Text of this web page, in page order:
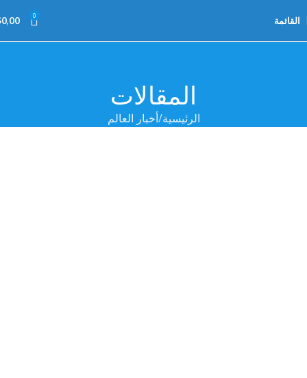
القائمة 0
0,00
المقالات
الرئيسية أخبار العالم